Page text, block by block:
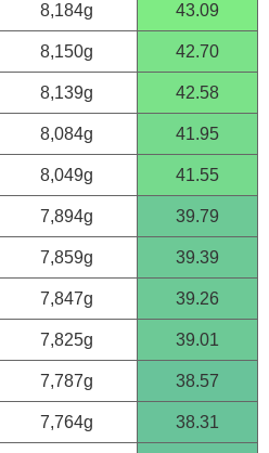
8,184g 43.09
8,150g 42.70
8,139g 42.58
8,084g 41.95
8,049g 41.55
7,894g 39.79
7,859g 39.39
7,847g 39.26
7,825g 39.01
7,787g 38.57
7,764g 38.31